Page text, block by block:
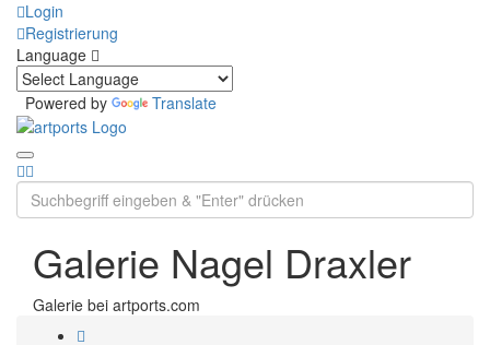
Login
Registrierung
Language
Powered by Translate
Galerie Nagel Draxler
Galerie bei artports.com